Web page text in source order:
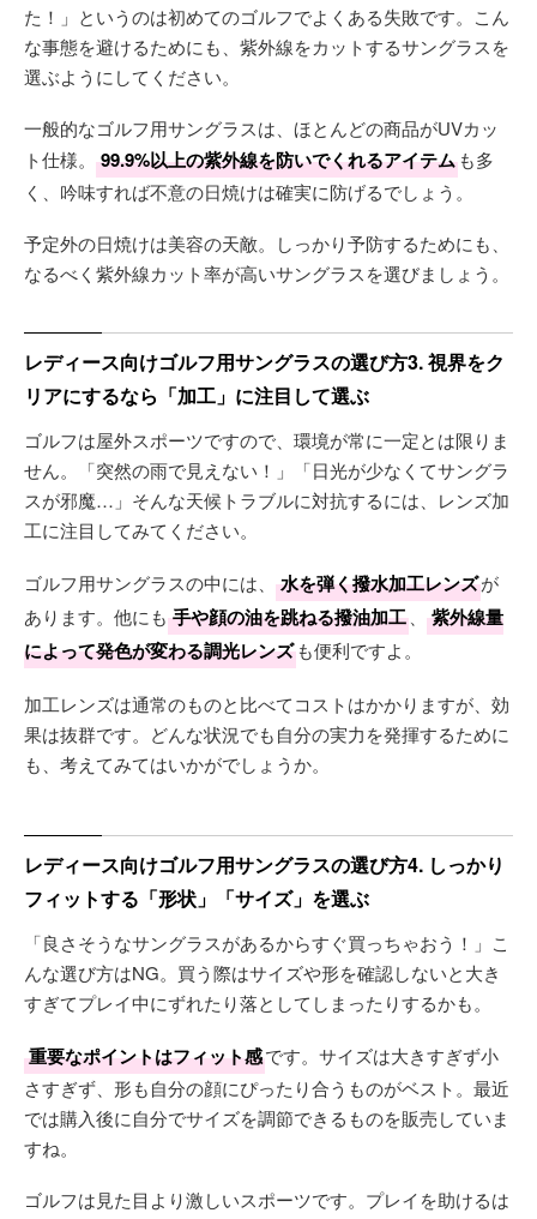
た！」というのは初めてのゴルフでよくある失敗です。こん
な事態を避けるためにも、紫外線をカットするサングラスを
選ぶようにしてください。
一般的なゴルフ用サングラスは、ほとんどの商品がUVカッ
ト仕様。
99.9%以上の紫外線を防いでくれるアイテム も多
く、吟味すれば不意の日焼けは確実に防げるでしょう。
予定外の日焼けは美容の天敵。しっかり予防するためにも、
なるべく紫外線カット率が高いサングラスを選びましょう。
レディース向けゴルフ用サングラスの選び方3. 視界をク
リアにするなら「加工」に注目して選ぶ
ゴルフは屋外スポーツですので、環境が常に一定とは限りま
せん。「突然の雨で見えない！」「日光が少なくてサングラ
スが邪魔…」そんな天候トラブルに対抗するには、レンズ加
工に注目してみてください。
ゴルフ用サングラスの中には、 水を弾く撥水加工レンズが
あります。他にも 手や顔の油を跳ねる撥油加工
紫外線量
によって発色が変わる調光レンズ も便利ですよ。
加工レンズは通常のものと比べてコストはかかりますが、効
果は抜群です。どんな状況でも自分の実力を発揮するために
も、考えてみてはいかがでしょうか。
レディース向けゴルフ用サングラスの選び方4. しっかり
フィットする「形状」「サイズ」を選ぶ
「良さそうなサングラスがあるからすぐ買っちゃおう！」こ
んな選び方はNG。買う際はサイズや形を確認しないと大き
すぎてプレイ中にずれたり落としてしまったりするかも。
重要なポイントはフィット感です。サイズは大きすぎず小
さすぎず、形も自分の顔にぴったり合うものがベスト。最近
では購入後に自分でサイズを調節できるものを販売していま
すね。
ゴルフは見た目より激しいスポーツです。プレイを助けるは